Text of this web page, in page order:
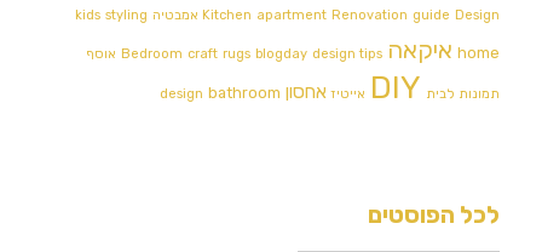
Kitchen apartment Renovation guide Design אמבטיה kids styling
home איקאה Bedroom craft rugs blogday design tips אוסף
תמונות לבית DIY אייטיז אחסון design bathroom
לכל הפוסטים